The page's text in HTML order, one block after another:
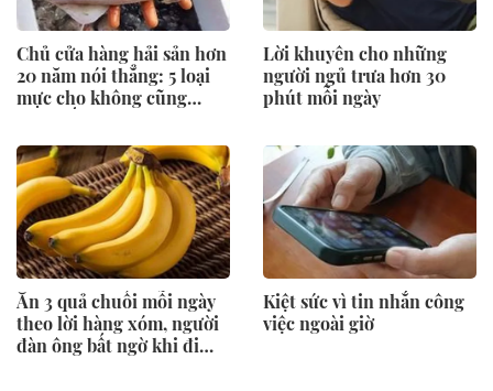
Chủ cửa hàng hải sản hơn
20 năm nói thẳng: 5 loại
mực cho không cũng
mới bỏ tiền mua
Lời khuyên cho những
người ngủ trưa hơn 30
phút mỗi ngày
Ăn 3 quả chuối mỗi ngày
theo lời hàng xóm, người
đàn ông bất ngờ khi đi
Kiệt sức vì tin nhắn công
việc ngoài giờ